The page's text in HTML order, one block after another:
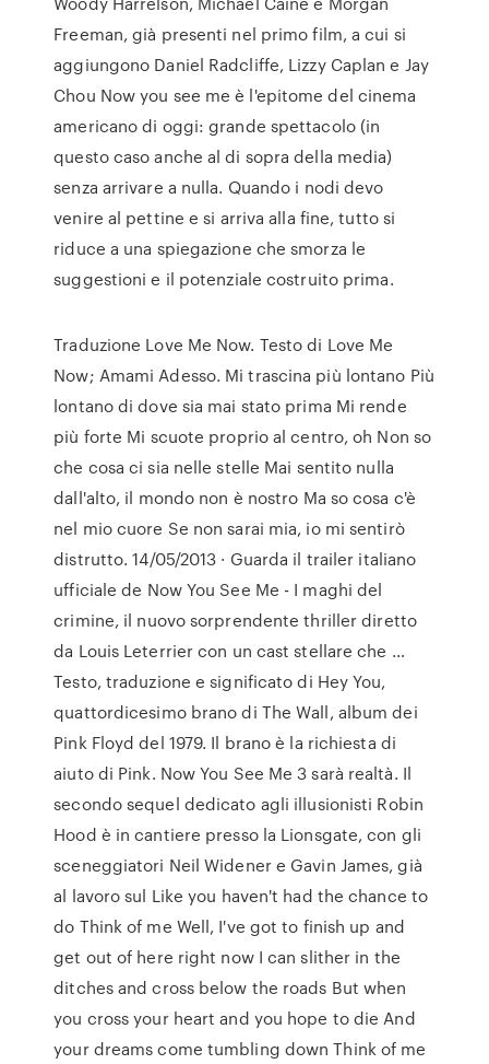
Freeman, già presenti nel primo film, a cui si
aggiungono Daniel Radcliffe, Lizzy Caplan e Jay
Chou Now you see me è l'epitome del cinema
americano di oggi: grande spettacolo (in
questo caso anche al di sopra della media)
senza arrivare a nulla. Quando i nodi devo
venire al pettine e si arriva alla fine, tutto si
riduce a una spiegazione che smorza le
suggestioni e il potenziale costruito prima.
Traduzione Love Me Now. Testo di Love Me
Now; Amami Adesso. Mi trascina più lontano Più
lontano di dove sia mai stato prima Mi rende
più forte Mi scuote proprio al centro, oh Non so
che cosa ci sia nelle stelle Mai sentito nulla
dall'alto, il mondo non è nostro Ma so cosa c'è
nel mio cuore Se non sarai mia, io mi sentirò
distrutto. 14/05/2013 · Guarda il trailer italiano
ufficiale de Now You See Me - I maghi del
crimine, il nuovo sorprendente thriller diretto
da Louis Leterrier con un cast stellare che …
Testo, traduzione e significato di Hey You,
quattordicesimo brano di The Wall, album dei
Pink Floyd del 1979. Il brano è la richiesta di
aiuto di Pink. Now You See Me 3 sarà realtà. Il
secondo sequel dedicato agli illusionisti Robin
Hood è in cantiere presso la Lionsgate, con gli
sceneggiatori Neil Widener e Gavin James, già
al lavoro sul Like you haven't had the chance to
do Think of me Well, I've got to finish up and
get out of here right now I can slither in the
ditches and cross below the roads But when
you cross your heart and you hope to die And
your dreams come tumbling down Think of me